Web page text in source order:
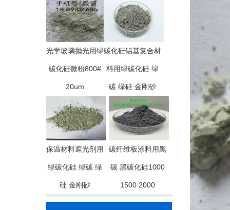
光学玻璃抛光用绿
碳化硅微粉800#
20um
碳化硅铝基复合材
料用绿碳化硅 绿
碳 绿硅 金刚砂
保温材料遮光剂用
绿碳化硅 绿碳 绿
硅 金刚砂
碳纤维板涂料用黑
碳 黑碳化硅1000
1500 2000